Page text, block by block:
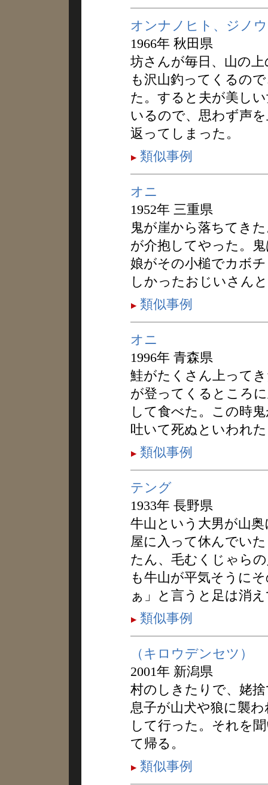
オンナノヒト、ジノ
1966年 秋田県
坊さんが毎日、山の
も沢山釣ってくるの
た。すると夫が美し
いるので、思わず声
返ってしまった。
類似事例
オニ
1952年 三重県
鬼が崖から落ちてき
が介抱してやった。
娘がその小槌でカボ
しかったおじいさん
類似事例
オニ
1996年 青森県
鮭がたくさん上って
が登ってくるところ
して食べた。この時
吐いて死ぬといわれ
類似事例
テング
1933年 長野県
牛山という大男が山
屋に入って休んでい
たん、毛むくじゃら
も牛山が平気そうに
ぁ」と言うと足は消
類似事例
（キロウデンセツ）
2001年 新潟県
村のしきたりで、姥
息子が山犬や狼に襲
して行った。それを
て帰る。
類似事例